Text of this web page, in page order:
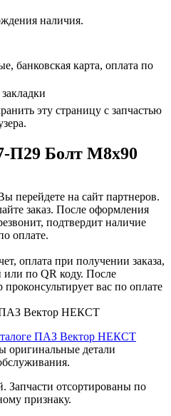
наличия.
банковская карта, оплата по
эту страницу с запчастью
П29 Болт М8х90
перейдете на сайт партнеров.
заказ. После оформления
подтвердит наличие
оплате.
оплата при получении заказа,
или по QR коду. После
вас по оплате
ПАЗ Вектор НЕКСТ
ПАЗ Вектор НЕКСТ
оригинальные детали
Запчасти отсортированы по
признаку.